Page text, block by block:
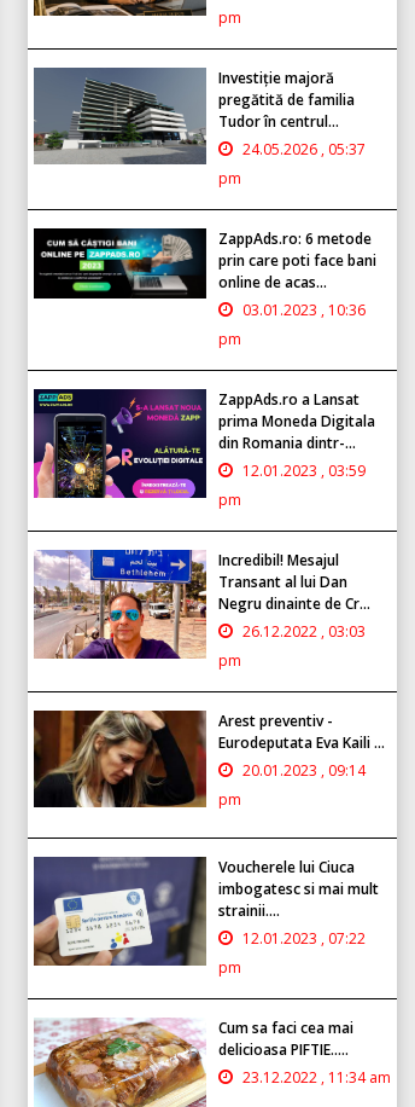
pm
Investiție majoră
pregătită de familia
Tudor în centrul...
24.05.2026 , 05:37
pm
ZappAds.ro: 6 metode
prin care poti face bani
online de acas...
03.01.2023 , 10:36
pm
ZappAds.ro a Lansat
prima Moneda Digitala
din Romania dintr-...
12.01.2023 , 03:59
pm
Incredibil! Mesajul
Transant al lui Dan
Negru dinainte de Cr...
26.12.2022 , 03:03
pm
Arest preventiv -
Eurodeputata Eva Kaili ...
20.01.2023 , 09:14
pm
Voucherele lui Ciuca
imbogatesc si mai mult
strainii....
12.01.2023 , 07:22
pm
Cum sa faci cea mai
delicioasa PIFTIE.....
23.12.2022 , 11:34 am